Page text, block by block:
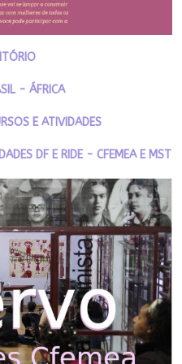
- ÁFRICA
E ATIVIDADES
DF E RIDE - CFEMEA E MST